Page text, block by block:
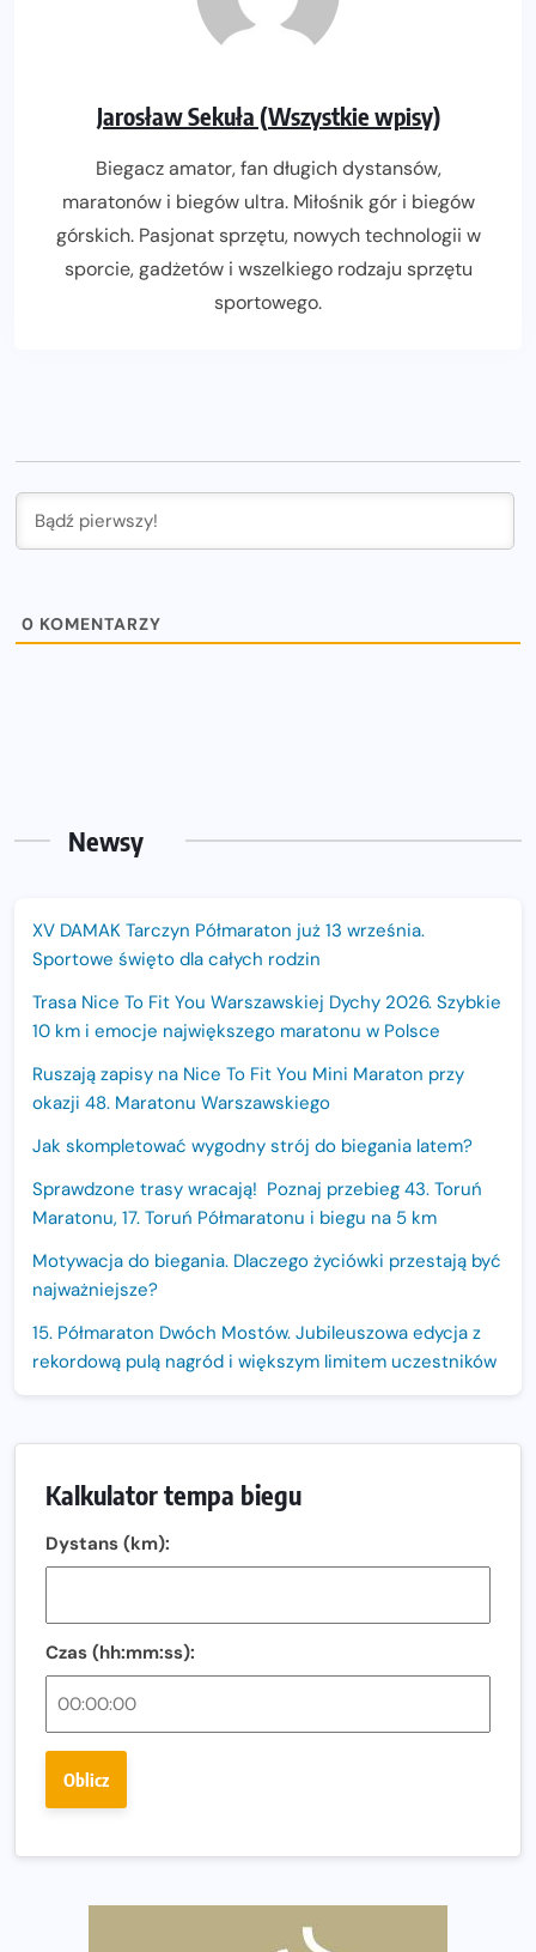
Jarosław Sekuła (Wszystkie wpisy)
Biegacz amator, fan długich dystansów,
maratonów i biegów ultra. Miłośnik gór i biegów
górskich. Pasjonat sprzętu, nowych technologii w
sporcie, gadżetów i wszelkiego rodzaju sprzętu
sportowego.
0 KOMENTARZY
Newsy
XV DAMAK Tarczyn Półmaraton już 13 września.
Sportowe święto dla całych rodzin
Trasa Nice To Fit You Warszawskiej Dychy 2026. Szybkie
10 km i emocje największego maratonu w Polsce
Ruszają zapisy na Nice To Fit You Mini Maraton przy
okazji 48. Maratonu Warszawskiego
Jak skompletować wygodny strój do biegania latem?
Sprawdzone trasy wracają! Poznaj przebieg 43. Toruń
Maratonu, 17. Toruń Półmaratonu i biegu na 5 km
Motywacja do biegania. Dlaczego życiówki przestają być
najważniejsze?
15. Półmaraton Dwóch Mostów. Jubileuszowa edycja z
rekordową pulą nagród i większym limitem uczestników
Oficjalna koszulka LOTTO 25. Poznań Maratonu!
Amazfit Balance 3: Kompleksowe narzędzie dla biegacza
Regeneracja w bieganiu. Co warto o niej wiedzieć?
Ostatnie wolne miejsca na jubileuszowy Bieg
Fabrykanta. Organizatorzy odkrywają trasę dzień po
wybiera wyzwanie trzech największych maratonów w
Praska 5k Run gospodarzem Mistrzostw Polski
Największy Bieg Powstania Warszawskiego w historii.
Ponad 12 tysięcy uczestników pobiegło dla Bohaterów!
Kalkulator tempa biegu
Dystans (km):
Czas (hh:mm:ss):
Oblicz